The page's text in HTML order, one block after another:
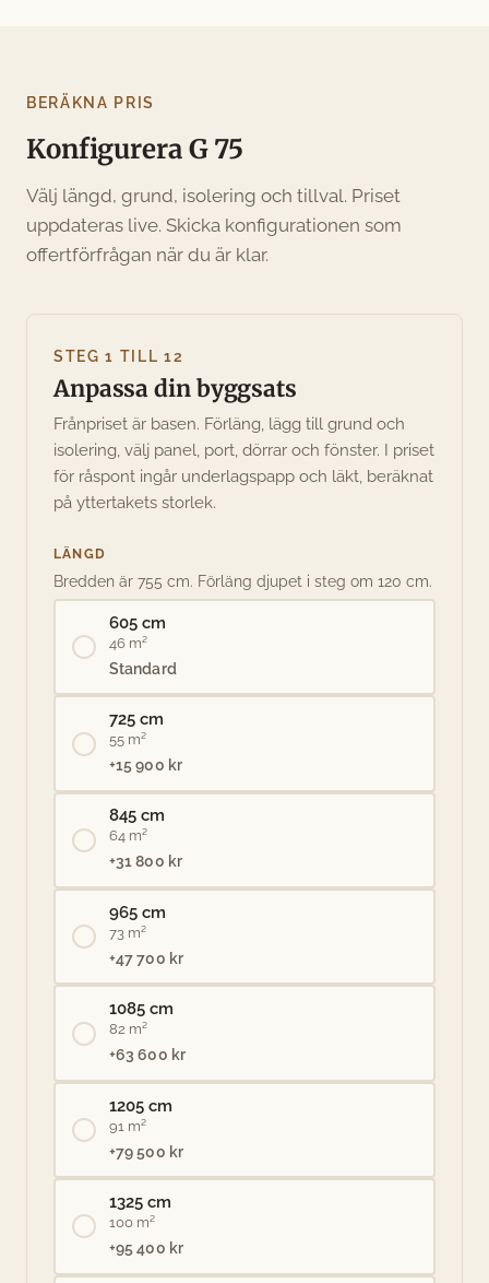
BERÄKNA PRIS
Konfigurera G 75
Välj längd, grund, isolering och tillval. Priset
uppdateras live. Skicka konfigurationen som
offertförfrågan när du är klar.
STEG 1 TILL 12
Anpassa din byggsats
Frånpriset är basen. Förläng, lägg till grund och
isolering, välj panel, port, dörrar och fönster. I priset
för råspont ingår underlagspapp och läkt, beräknat
på yttertakets storlek.
LÄNGD
Bredden är 755 cm. Förläng djupet i steg om 120 cm.
605 cm
46 m²
Standard
725 cm
55 m²
+15 900 kr
845 cm
64 m²
+31 800 kr
965 cm
73 m²
+47 700 kr
1085 cm
82 m²
+63 600 kr
1205 cm
91 m²
+79 500 kr
1325 cm
100 m²
+95 400 kr